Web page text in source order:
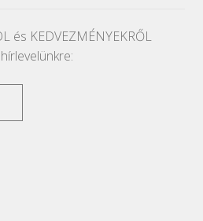
és KEDVEZMÉNYEKRŐL